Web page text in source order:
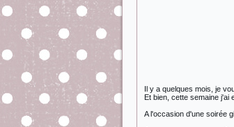
Il y a quelques mois, je
Et bien, cette semaine j'ai
A l'occasion d'une soirée